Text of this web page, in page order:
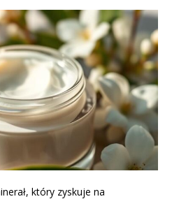
który zyskuje na